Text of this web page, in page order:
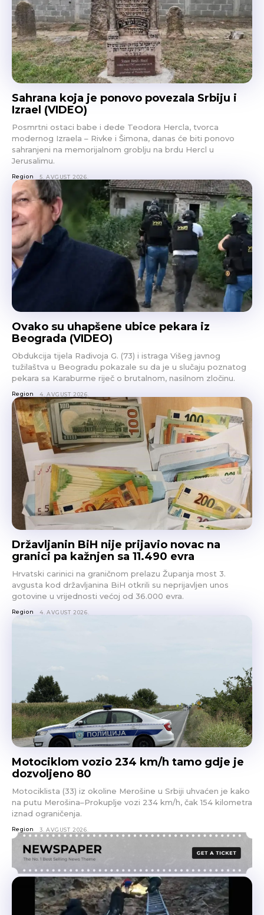
Sahrana koja je ponovo povezala Srbiju i
Izrael (VIDEO)
Posmrtni ostaci babe i dede Teodora Hercla, tvorca
modernog Izraela – Rivke i Šimona, danas će biti ponovo
sahranjeni na memorijalnom groblju na brdu Hercl u
Jerusalimu.
Region 5. AVGUST 2026.
Ovako su uhapšene ubice pekara iz
Beograda (VIDEO)
Obdukcija tijela Radivoja G. (73) i istraga Višeg javnog
tužilaštva u Beogradu pokazale su da je u slučaju poznatog
pekara sa Karaburme riječ o brutalnom, nasilnom zločinu.
Region 4. AVGUST 2026.
Državljanin BiH nije prijavio novac na
granici pa kažnjen sa 11.490 evra
Hrvatski carinici na graničnom prelazu Županja most 3.
avgusta kod državljanina BiH otkrili su neprijavljen unos
gotovine u vrijednosti većoj od 36.000 evra.
Region 4. AVGUST 2026.
Motociklom vozio 234 km/h tamo gdje je
dozvoljeno 80
Motociklista (33) iz okoline Merošine u Srbiji uhvaćen je kako
na putu Merošina–Prokuplje vozi 234 km/h, čak 154 kilometra
iznad ograničenja.
Region 3. AVGUST 2026.